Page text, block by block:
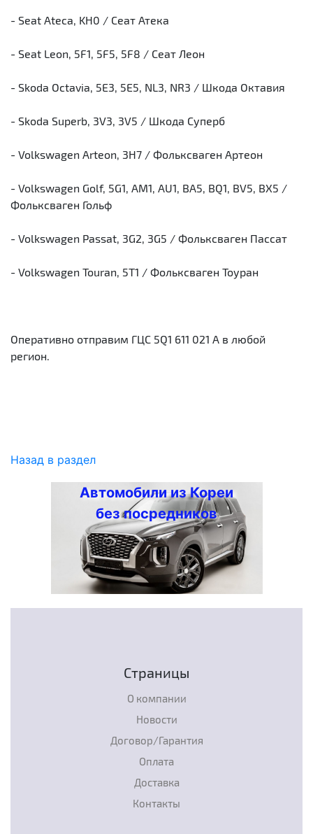
- Seat Ateca, KH0 / Сеат Атека
- Seat Leon, 5F1, 5F5, 5F8 / Сеат Леон
- Skoda Octavia, 5E3, 5E5, NL3, NR3 / Шкода Октавия
- Skoda Superb, 3V3, 3V5 / Шкода Суперб
- Volkswagen Arteon, 3H7 / Фольксваген Артеон
- Volkswagen Golf, 5G1, AM1, AU1, BA5, BQ1, BV5, BX5 /
Фольксваген Гольф
- Volkswagen Passat, 3G2, 3G5 / Фольксваген Пассат
- Volkswagen Touran, 5T1 / Фольксваген Тоуран
Оперативно отправим ГЦС 5Q1 611 021 A в любой
регион.
Назад в раздел
Автомобили из Кореи
без посредников
Страницы
О компании
Новости
Договор/Гарантия
Оплата
Доставка
Контакты